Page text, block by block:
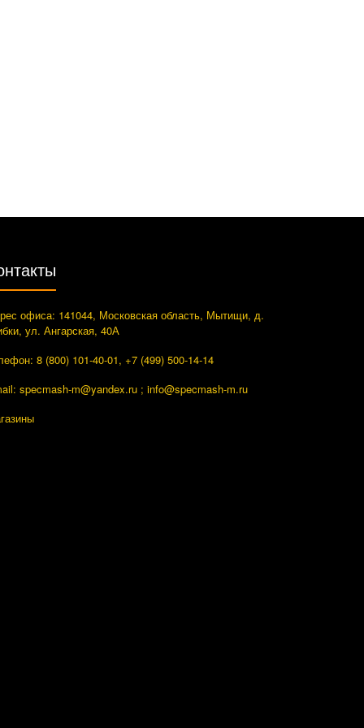
офиса: 141044, Московская область, Мытищи, д.
ул. Ангарская, 40А
8 (800) 101-40-01, +7 (499) 500-14-14
specmash-m@yandex.ru ; info@specmash-m.ru